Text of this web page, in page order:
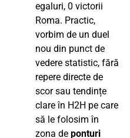
egaluri, 0 victorii
Roma. Practic,
vorbim de un duel
nou din punct de
vedere statistic, fără
repere directe de
scor sau tendințe
clare în H2H pe care
să le folosim în
zona de ponturi